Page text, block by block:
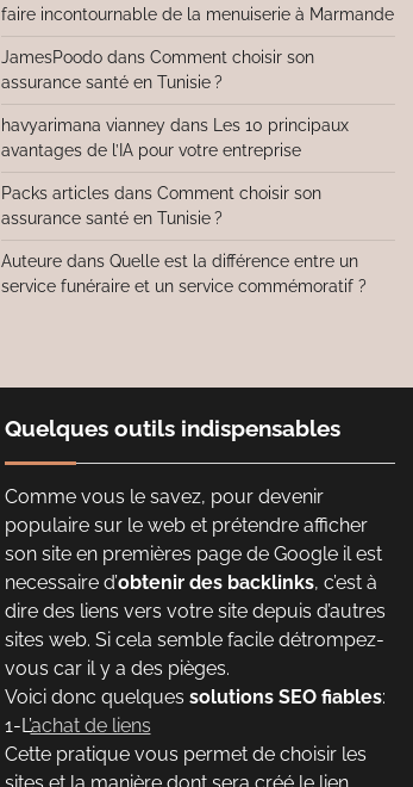
faire incontournable de la menuiserie à Marmande
JamesPoododans Comment choisir son
assurance santé en Tunisie ?
havyarimana vianneydans
Les 10 principaux
avantages de l’IA pour votre entreprise
Packs articlesdans Comment choisir son
assurance santé en Tunisie ?
Auteuredans Quelle est la différence entre un
service funéraire et un service commémoratif ?
Quelques outils indispensables
Comme vous le savez, pour devenir
populaire sur le web et prétendre afficher
son site en premières page de Google il est
necessaire d’obtenir des backlinks, c’est à
dire des liens vers votre site depuis d’autres
sites web. Si cela semble facile détrompez-
vous car il y a des pièges.
Voici donc quelques solutions SEO fiables:
1-L’achat de liens
Cette pratique vous permet de choisir les